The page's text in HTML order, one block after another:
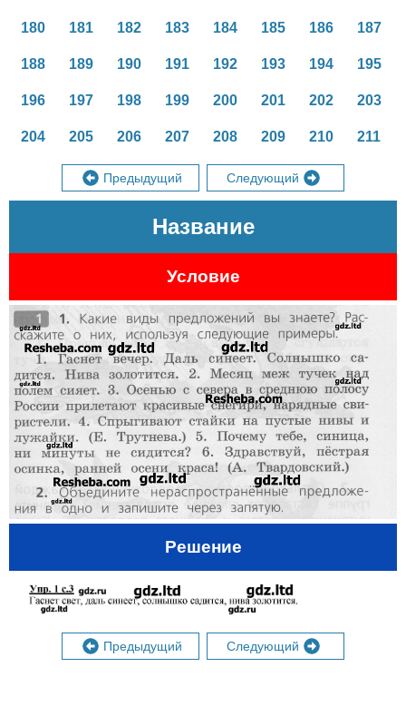
180 181 182 183 184 185 186 187
188 189 190 191 192 193 194 195
196 197 198 199 200 201 202 203
204 205 206 207 208 209 210 211
Предыдущий Следующий
Название
Условие
Решение
Предыдущий Следующий